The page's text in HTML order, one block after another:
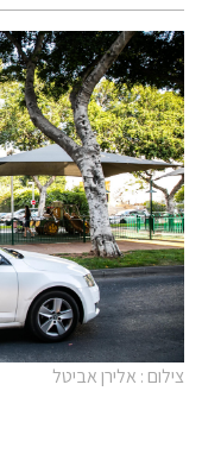
צילום : אלירן אביטל